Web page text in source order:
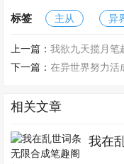
标签 主从 异
上一篇：我欲九天揽月笔
下一篇：在异世界努力活
相关文章
我在